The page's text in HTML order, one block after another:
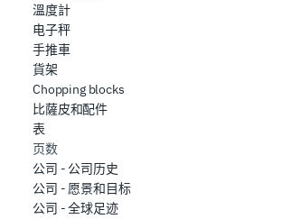
溫度計
电子秤
手推車
貨架
Chopping blocks
比薩皮和配件
表
页数
公司 - 公司历史
公司 - 愿景和目标
公司 - 全球足迹